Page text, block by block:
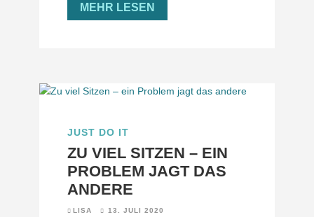
MEHR LESEN
JUST DO IT
ZU VIEL SITZEN – EIN
PROBLEM JAGT DAS
ANDERE
LISA
13. JULI 2020